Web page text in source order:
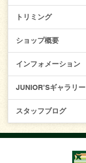
トリミング
ショップ概要
インフォメーション
JUNIOR’Sギャラリー
スタッフブログ